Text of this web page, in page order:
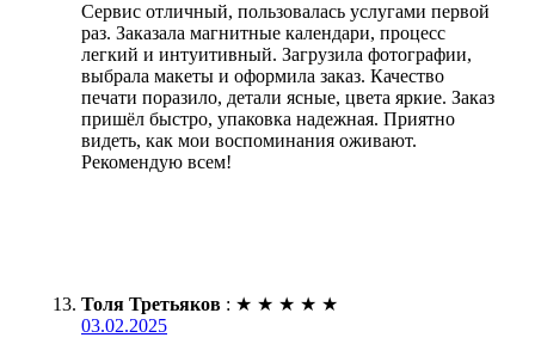
Сервис отличный, пользовалась услугами первой
раз. Заказала магнитные календари, процесс
легкий и интуитивный. Загрузила фотографии,
выбрала макеты и оформила заказ. Качество
печати поразило, детали ясные, цвета яркие. Заказ
пришёл быстро, упаковка надежная. Приятно
видеть, как мои воспоминания оживают.
Рекомендую всем!
Толя Третьяков : ★ ★ ★ ★ ★
03.02.2025